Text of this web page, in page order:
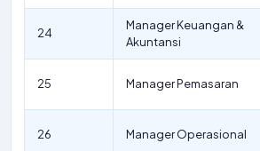
24
Manager Keuangan &
Akuntansi
25 Manager Pemasaran
26 Manager Operasional